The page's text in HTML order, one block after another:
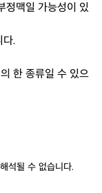
정맥일 가능성이 있
다.
한 종류일 수 있으
석될 수 없습니다.